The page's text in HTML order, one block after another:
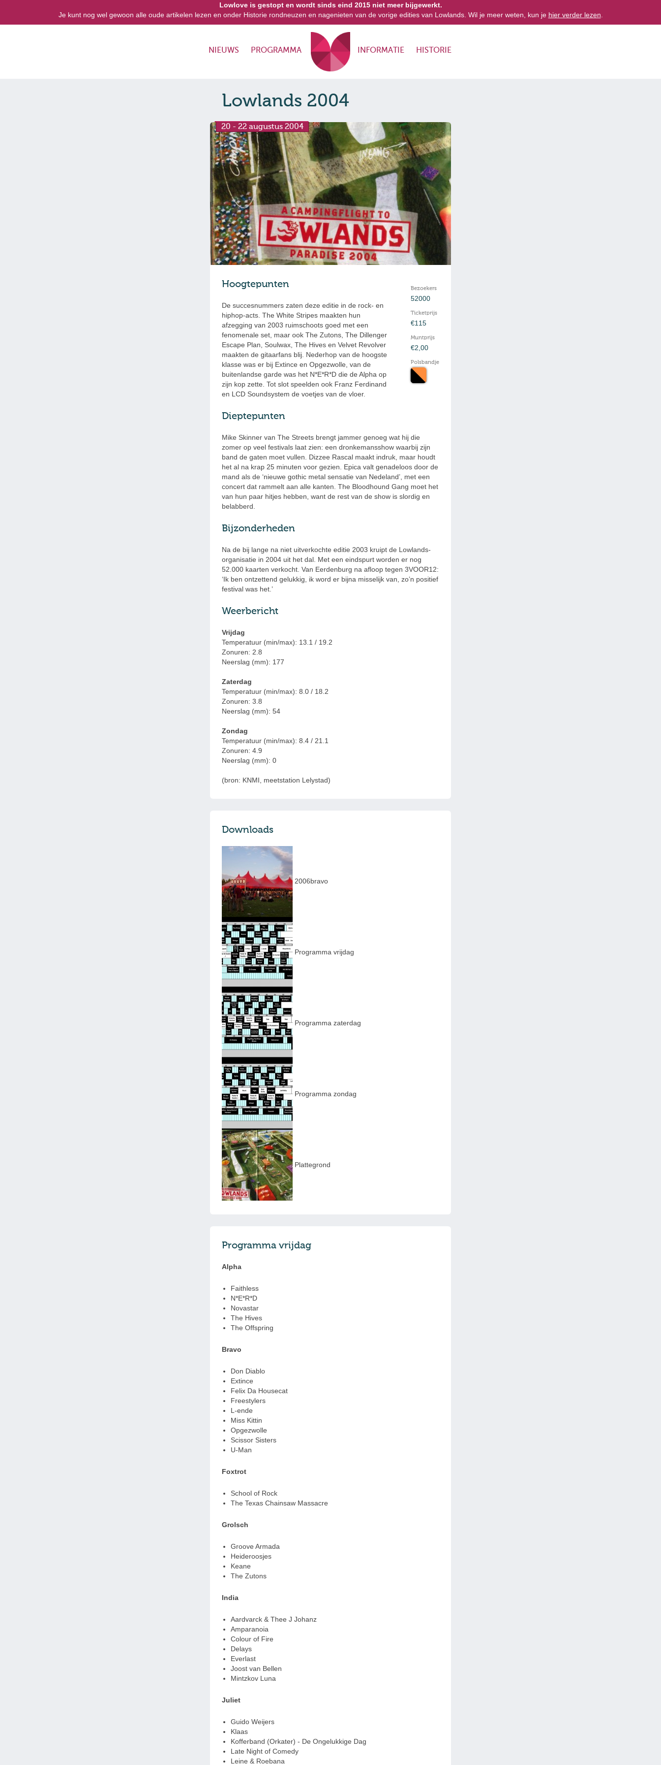
Lowlove is gestopt en wordt sinds eind 2015 niet meer bijgewerkt.
Je kunt nog wel gewoon alle oude artikelen lezen en onder Historie rondneuzen en nagenieten van de vorige edities van Lowlands. Wil je meer weten, kun je hier verder lezen
NIEUWS PROGRAMMA INFORMATIE HISTORIE
Lowlands 2004
20 - 22 augustus 2004
Bezoekers
52000
Ticketprijs
€115
Muntprijs
€2,00
Polsbandje
Hoogtepunten
De succesnummers zaten deze editie in de rock- en
hiphop-acts. The White Stripes maakten hun
afzegging van 2003 ruimschoots goed met een
fenomenale set, maar ook The Zutons, The Dillenger
Escape Plan, Soulwax, The Hives en Velvet Revolver
maakten de gitaarfans blij. Nederhop van de hoogste
klasse was er bij Extince en Opgezwolle, van de
buitenlandse garde was het N*E*R*D die de Alpha op
zijn kop zette. Tot slot speelden ook Franz Ferdinand
en LCD Soundsystem de voetjes van de vloer.
Dieptepunten
Mike Skinner van The Streets brengt jammer genoeg wat hij die
zomer op veel festivals laat zien: een dronkemansshow waarbij zijn
band de gaten moet vullen. Dizzee Rascal maakt indruk, maar houdt
het al na krap 25 minuten voor gezien. Epica valt genadeloos door de
mand als de ‘nieuwe gothic metal sensatie van Nedeland’, met een
concert dat rammelt aan alle kanten. The Bloodhound Gang moet het
van hun paar hitjes hebben, want de rest van de show is slordig en
belabberd.
Bijzonderheden
Na de bij lange na niet uitverkochte editie 2003 kruipt de Lowlands-
organisatie in 2004 uit het dal. Met een eindspurt worden er nog
52.000 kaarten verkocht. Van Eerdenburg na afloop tegen 3VOOR12:
‘Ik ben ontzettend gelukkig, ik word er bijna misselijk van, zo’n positief
festival was het.’
Weerbericht
Vrijdag
Temperatuur (min/max): 13.1 / 19.2
Zonuren: 2.8
Neerslag (mm): 177
Zaterdag
Temperatuur (min/max): 8.0 / 18.2
Zonuren: 3.8
Neerslag (mm): 54
Zondag
Temperatuur (min/max): 8.4 / 21.1
Zonuren: 4.9
Neerslag (mm): 0
(bron: KNMI, meetstation Lelystad)
Downloads
2006bravo
Programma vrijdag
Programma zaterdag
Programma zondag
Plattegrond
Programma vrijdag
Alpha
Faithless
N*E*R*D
Novastar
The Hives
The Offspring
Bravo
Don Diablo
Extince
Felix Da Housecat
Freestylers
L-ende
Miss Kittin
Opgezwolle
Scissor Sisters
U-Man
Foxtrot
School of Rock
The Texas Chainsaw Massacre
Grolsch
Groove Armada
Heideroosjes
Keane
The Zutons
India
Aardvarck & Thee J Johanz
Amparanoia
Colour of Fire
Delays
Everlast
Joost van Bellen
Mintzkov Luna
Juliet
Guido Weijers
Klaas
Kofferband (Orkater) - De Ongelukkige Dag
Late Night of Comedy
Leine & Roebana